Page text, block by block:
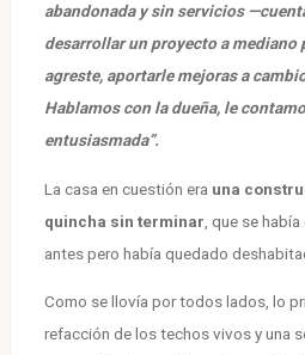
abandonada y sin servicios
desarrollar un proyecto a mediano
agreste, aportarle mejoras a
Hablamos con la dueña, le
entusiasmada”.
La casa en cuestión era una
quincha sin terminar , que se
antes pero había quedado
Como se llovía por todos lados, lo
refacción de los techos vivos y una